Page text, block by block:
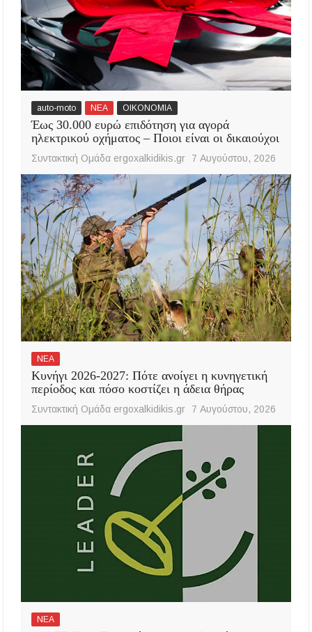
auto-moto ΝΕΑ ΟΙΚΟΝΟΜΙΑ
Έως 30.000 ευρώ επιδότηση για αγορά
ηλεκτρικού οχήματος – Ποιοι είναι οι δικαιούχοι
Συντακτική Ομάδα ergoxalkidikis.gr 7 Αυγούστου, 2026
ΝΕΑ
Κυνήγι 2026-2027: Πότε ανοίγει η κυνηγετική
περίοδος και πόσο κοστίζει η άδεια θήρας
Συντακτική Ομάδα ergoxalkidikis.gr 7 Αυγούστου, 2026
ΝΕΑ